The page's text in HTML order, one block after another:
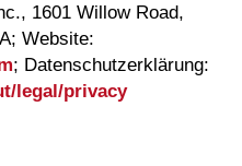
1601 Willow Road,
Website:
; Datenschutzerklärung:
legal/privacy